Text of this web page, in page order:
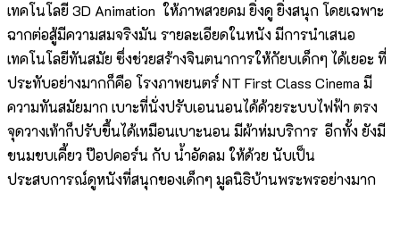
เทคโนโลยี 3D Animation ให้ภาพสวยคม ยิ่งดู ยิ่งสนุก โดยเฉพาะ
ฉากต่อสู้มีความสมจริงมัน รายละเอียดในหนัง มีการนำเสนอ
เทคโนโลยีทันสมัย ซึ่งช่วยสร้างจินตนาการให้กัยบเด็กๆ ได้เยอะ ที่
ประทับอย่างมากก็คือ โรงภาพยนตร์ NT First Class Cinema มี
ความทันสมัยมาก เบาะที่นั่งปรับเอนนอนได้ด้วยระบบไฟฟ้า ตรง
จุดวางเท้าก็ปรับขึ้นได้เหมือนเบาะนอน มีผ้าห่มบริการ อีกทั้ง ยังมี
ขนมขบเคี้ยว ป๊อปคอร์น กับ น้ำอัดลม ให้ด้วย นับเป็น
ประสบการณ์ดูหนังที่สนุกของเด็กๆ มูลนิธิบ้านพระพรอย่างมาก